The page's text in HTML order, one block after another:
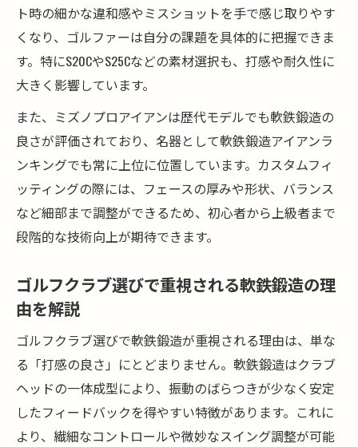
ト時の細かな違和感やミスショットを手で感じ取りやす
くなり、ゴルファーは自分の課題を具体的に把握できま
す。特にS20CやS25Cなどの素材選択も、打感や耐久性に
大きく影響しています。
また、ミズノプロアイアンは歴代モデルでも軟鉄鍛造の
良さが評価されており、名器として軟鉄鍛造アイアンラ
ンキングでも常に上位に位置しています。カスタムフィ
ッティングの際には、フェースの厚みや形状、バランス
など細部まで調整ができるため、初心者から上級者まで
段階的な技術向上が期待できます。
ゴルフクラブ選びで重視される軟鉄鍛造の理
由を解説
ゴルフクラブ選びで軟鉄鍛造が重視される理由は、単な
る「打感の良さ」にとどまりません。軟鉄鍛造はクラブ
ヘッドの一体成型により、振動のばらつきが少なく安定
したフィードバックを得やすい特徴があります。これに
より、繊細なコントロールや微妙なスイング調整が可能